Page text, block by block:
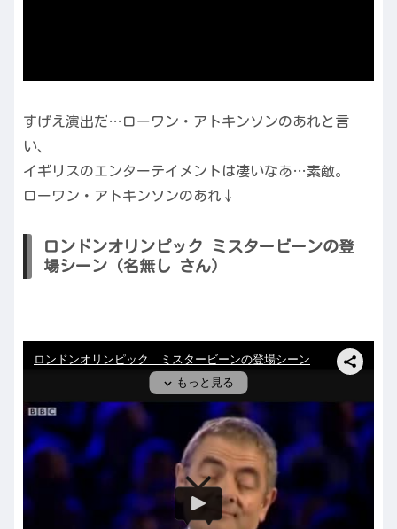
すげえ演出だ…ローワン・アトキンソンのあれと言
い、
イギリスのエンターテイメントは凄いなあ…素敵。
ローワン・アトキンソンのあれ↓
ロンドンオリンピック ミスタービーンの登
場シーン（名無し さん）